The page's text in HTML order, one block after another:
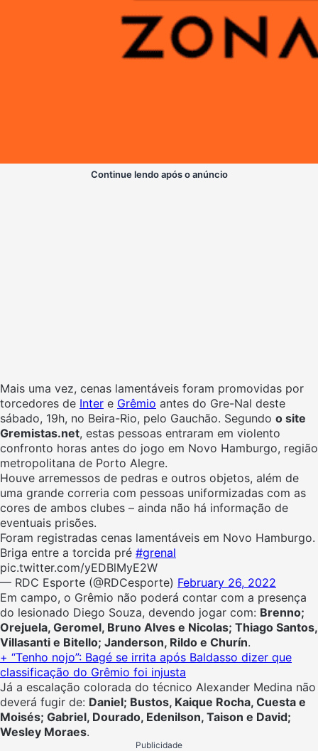
Continue lendo após o anúncio
Mais uma vez, cenas lamentáveis foram promovidas por
torcedores de Inter e Grêmio antes do Gre-Nal deste
sábado, 19h, no Beira-Rio, pelo Gauchão. Segundo o site
Gremistas.net, estas pessoas entraram em violento
confronto horas antes do jogo em Novo Hamburgo, região
metropolitana de Porto Alegre.
Houve arremessos de pedras e outros objetos, além de
uma grande correria com pessoas uniformizadas com as
cores de ambos clubes – ainda não há informação de
eventuais prisões.
Foram registradas cenas lamentáveis em Novo Hamburgo.
Briga entre a torcida pré #grenal
pic.twitter.com/yEDBlMyE2W
— RDC Esporte (@RDCesporte) February 26, 2022
Em campo, o Grêmio não poderá contar com a presença
do lesionado Diego Souza, devendo jogar com: Brenno;
Orejuela, Geromel, Bruno Alves e Nicolas; Thiago Santos,
Villasanti e Bitello; Janderson, Rildo e Churín.
+ “Tenho nojo”: Bagé se irrita após Baldasso dizer que
classificação do Grêmio foi injusta
Já a escalação colorada do técnico Alexander Medina não
deverá fugir de: Daniel; Bustos, Kaique Rocha, Cuesta e
Moisés; Gabriel, Dourado, Edenilson, Taison e David;
Wesley Moraes.
Publicidade